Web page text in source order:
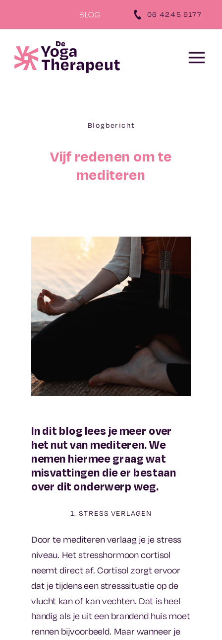
‪06 4245 9177‬
BLOG
Vijf redenen om te
mediteren
Blogbericht
In dit blog lees je meer over
het nut van mediteren. We
nemen hiermee graag wat
misvattingen die er bestaan
over dit onderwerp weg.
1. STRESS VERLAGEN
Door te mediteren verlaag je je stress
niveau. Het stresshormoon cortisol
neemt direct af. Cortisol zorgt ervoor
dat je tijdens een stresssituatie op de
vlucht kan of kan vechten. Dat is heel
handig als je uit een brandend huis moet
rennen bijvoorbeeld. Maar wanneer je